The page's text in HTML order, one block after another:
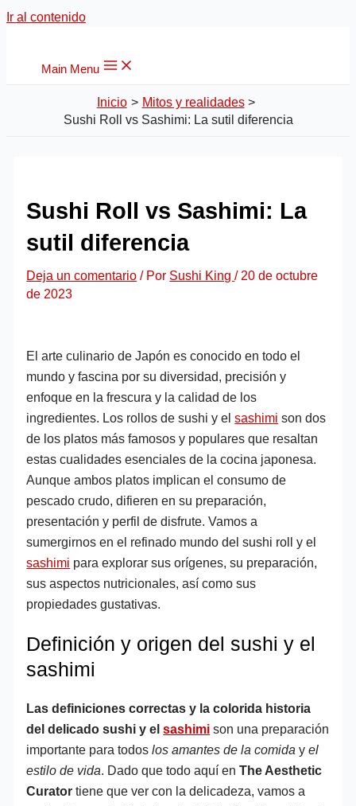
Ir al contenido
Main Menu
Inicio
Mitos y realidades
Sushi Roll vs Sashimi: La sutil diferencia
Sushi Roll vs Sashimi: La
sutil diferencia
Deja un comentario / Por Sushi King/ 20 de octubre
de 2023
El arte culinario de Japón es conocido en todo el
mundo y fascina por su diversidad, precisión y
enfoque en la frescura y la calidad de los
ingredientes. Los rollos de sushi y elsashimi son dos
de los platos más famosos y populares que resaltan
estas cualidades esenciales de la cocina japonesa.
Aunque ambos platos implican el consumo de
pescado crudo, difieren en su preparación,
presentación y perfil de disfrute. Vamos a
sumergirnos en el refinado mundo del sushi roll y el
sashimi para explorar sus orígenes, su preparación,
sus aspectos nutricionales, así como sus
propiedades gustativas.
Definición y origen del sushi y el
sashimi
Las definiciones correctas y la colorida historia
del delicado sushi y elsashimi son una preparación
importante para todoslos amantes de la comida yel
estilo de vida. Dado que todo aquí enThe Aesthetic
Curator tiene que ver con la delicadeza, vamos a